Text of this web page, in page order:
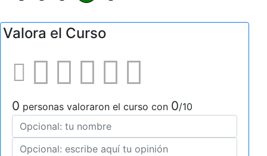
Valora el Curso
0 personas valoraron el curso con 0/10